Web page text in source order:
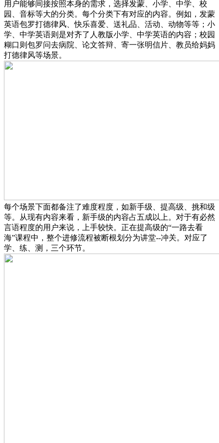
用户能够间接按照本身的需求，选择发蒙、小学、中学、校
园、音标等大的分类。每个分类下有对应的内容。例如，发蒙
英语包罗打德律风、快乐喜爱、送礼品、活动、动物等等；小
学、中学英语则是对齐了人教版小学、中学英语的内容；校园
糊口则包罗问去病院、论文答辩、寄一张明信片、教员给妈妈
打德律风等场景。
每个场景下面都备注了难度程度，如新手级、提高级、挑和级
等。从现有内容来看，新手级的内容占五成以上。对于有必然
言语程度的用户来说，上手较快。正在提高级的“一路去看
海”课程中，整个进修流程被断根划分为讲堂--冲关。对应了
学、练、测，三个环节。